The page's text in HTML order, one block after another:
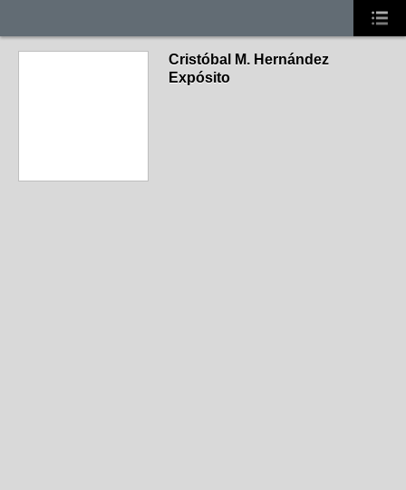
Cristóbal M. Hernández
Expósito